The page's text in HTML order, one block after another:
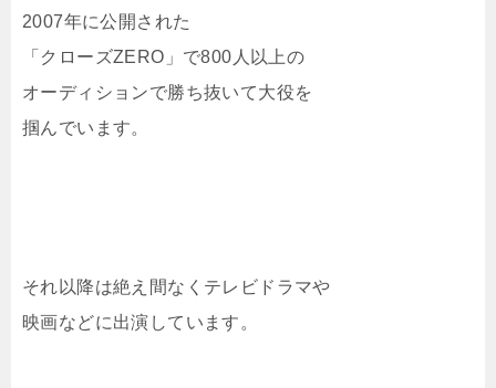
2007年に公開された
「クローズZERO」で800人以上の
オーディションで勝ち抜いて大役を
掴んでいます。
それ以降は絶え間なくテレビドラマや
映画などに出演しています。